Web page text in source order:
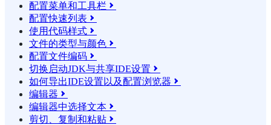
配置菜单和工具栏 
配置快速列表 
使用代码样式 
文件的类型与颜色 
配置文件编码 
切换启动JDK与共享IDE设置 
如何导出IDE设置以及配置浏览器 
编辑器 
编辑器中选择文本 
剪切、复制和粘贴 